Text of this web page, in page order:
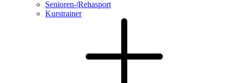
Senioren-|Rehasport
Kurstrainer